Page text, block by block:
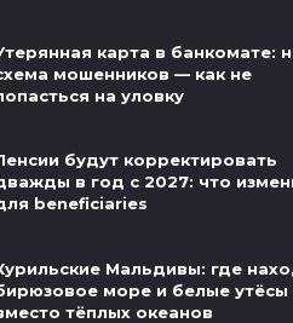
карта в банкомате:
мошенников — как не
на уловку
будут корректировать
в год с 2027: что
beneficiaries
Мальдивы: где
море и белые утёсы
тёплых океанов